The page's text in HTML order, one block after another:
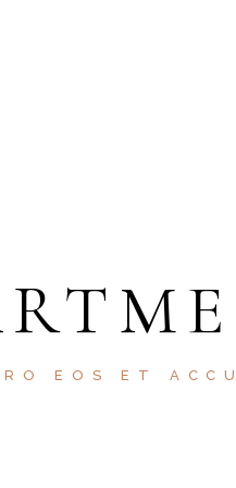
EOS ET